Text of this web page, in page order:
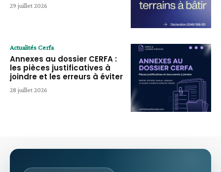
29 juillet 2026
Actualités Cerfa
Annexes au dossier CERFA :
les pièces justificatives à
joindre et les erreurs à éviter
28 juillet 2026